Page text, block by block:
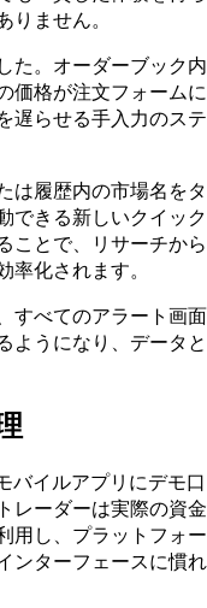
ません。
た。オーダーブック内
価格が注文フォームに
遅らせる手入力のステ
は履歴内の市場名をタ
できる新しいクイック
ことで、リサーチから
化されます。
すべてのアラート画面
ようになり、データと
バイルアプリにデモ口
レーダーは実際の資金
用し、プラットフォー
ンターフェースに慣れ